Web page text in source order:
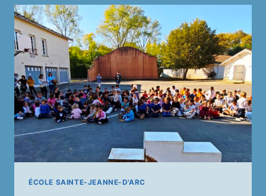
2025
SARAGOSSE
ÉCOLE SAINTE-JEANNE-D'ARC